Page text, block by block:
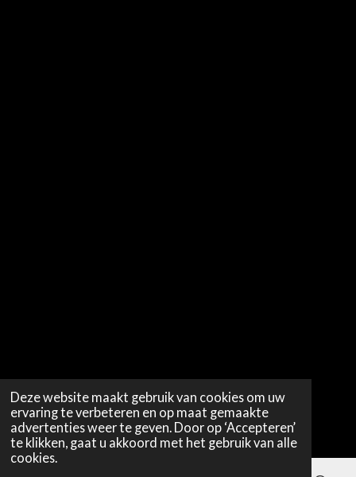
Deze website maakt gebruik van cookies om uw
ervaring te verbeteren en op maat gemaakte
advertenties weer te geven. Door op ‘Accepteren’
te klikken, gaat u akkoord met het gebruik van alle
cookies.